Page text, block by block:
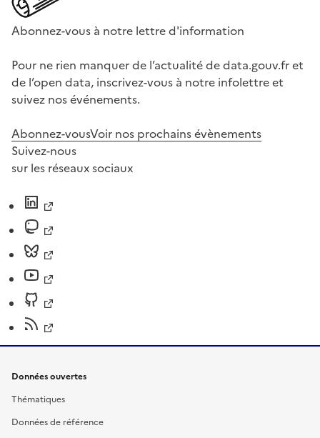
Abonnez-vous à notre lettre d'information
Pour ne rien manquer de l’actualité de data.gouv.fr et
de l’open data, inscrivez-vous à notre infolettre et
suivez nos événements.
Abonnez-vousVoir nos prochains évènements
Suivez-nous
sur les réseaux sociaux
Données ouvertes
Thématiques
Données de référence